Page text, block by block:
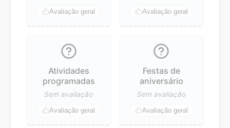
Avaliação geral Avaliação geral
Atividades
programadas
Sem avaliação
Avaliação geral
Festas de
aniversário
Sem avaliação
Avaliação geral